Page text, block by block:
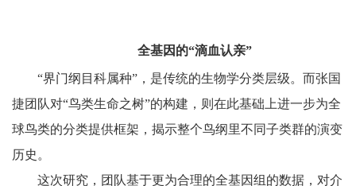
全基因的“滴血认亲”
“界门纲目科属种”，是传统的生物学分类层级。而张国
捷团队对“鸟类生命之树”的构建，则在此基础上进一步为全
球鸟类的分类提供框架，揭示整个鸟纲里不同子类群的演变
历史。
这次研究，团队基于更为合理的全基因组的数据，对介